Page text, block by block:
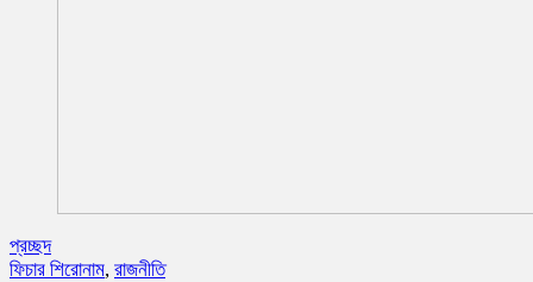
প্রচ্ছদ
ফিচার শিরোনাম, রাজনীতি